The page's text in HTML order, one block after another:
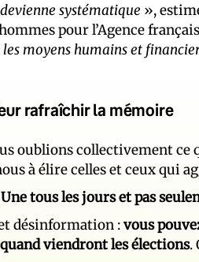
systématique »,
pour l’Agence
moyens humains et
rafraîchir la mémoire
oublions collectivement ce
à élire celles et ceux qui
Une tous les jours et pas
désinformation :vous
viendront les élections.